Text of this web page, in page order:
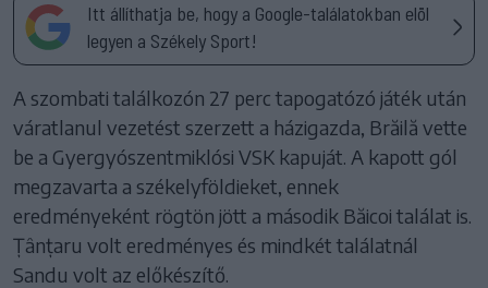
Itt állíthatja be, hogy a Google-találatokban elöl
legyen a Székely Sport!
A szombati találkozón 27 perc tapogatózó játék után
váratlanul vezetést szerzett a házigazda, Brăilă vette
be a Gyergyószentmiklósi VSK kapuját. A kapott gól
megzavarta a székelyföldieket, ennek
eredményeként rögtön jött a második Băicoi találat is.
Țânțaru volt eredményes és mindkét találatnál
Sandu volt az előkészítő.